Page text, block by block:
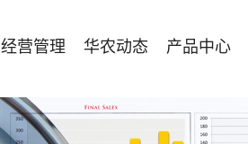
经营管理 华农动态 产品中心